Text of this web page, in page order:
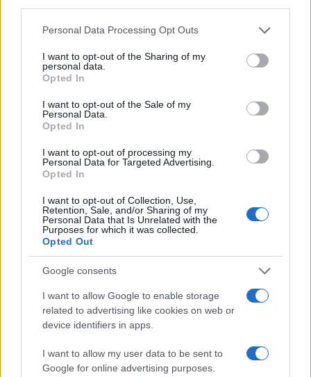
Please note that this website/app uses one or more Google
not limited to your visit or usage behaviour. You may click to
grant or deny consent to Google and its third-party tags to
use your data for below specified purposes in below Google
consent section.
Personal Data Processing Opt Outs
I want to opt-out of the Sharing of my
personal data.
Opted In
I want to opt-out of the Sale of my
Personal Data.
Opted In
I want to opt-out of processing my
Personal Data for Targeted Advertising.
Opted In
I want to opt-out of Collection, Use,
Retention, Sale, and/or Sharing of my
Personal Data that Is Unrelated with the
Purposes for which it was collected.
Opted Out
Google consents
I want to allow Google to enable storage
related to advertising like cookies on web or
device identifiers in apps.
I want to allow my user data to be sent to
Google for online advertising purposes.
Continua a leggere
ELETTRONICA